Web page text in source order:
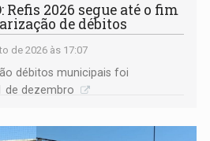
Refis 2026 segue até o fim
de débitos
de 2026 às 17:07
débitos municipais foi
de dezembro